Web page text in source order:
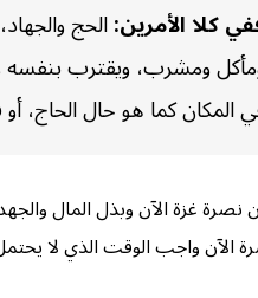
كلا الأمرين:الحج
ومشرب، ويقترب بنفسه
المكان كما هو حال الحاج،
نصرة غزة الآن وبذل المال
الآن واجب الوقت الذي لا